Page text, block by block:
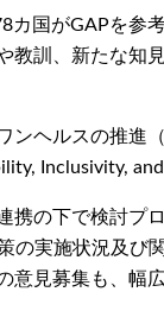
カ国がGAPを参
教訓、新たな知
ンヘルスの推進
Inclusivity,
携の下で検討プ
の実施状況及び
意見募集も、幅